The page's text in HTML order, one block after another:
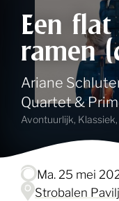
Een
ramen
Ariane
Quartet &
Avontuurlijk,
ma. 25 mei
Strobalen